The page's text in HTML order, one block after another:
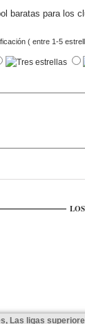
baratas para los
( entre 1-5
Las ligas